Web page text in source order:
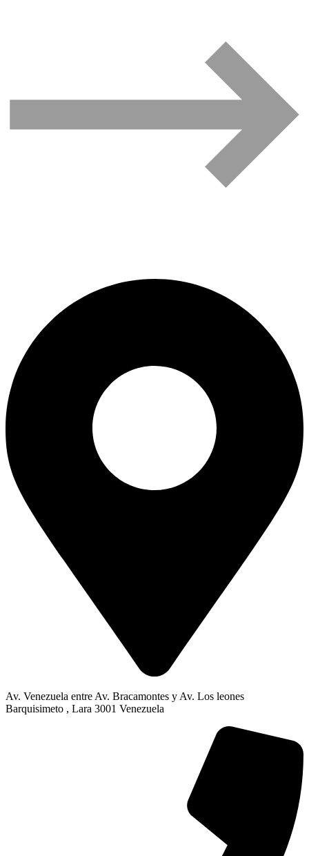
Av. Venezuela entre Av. Bracamontes y Av. Los leones
Barquisimeto , Lara 3001 Venezuela